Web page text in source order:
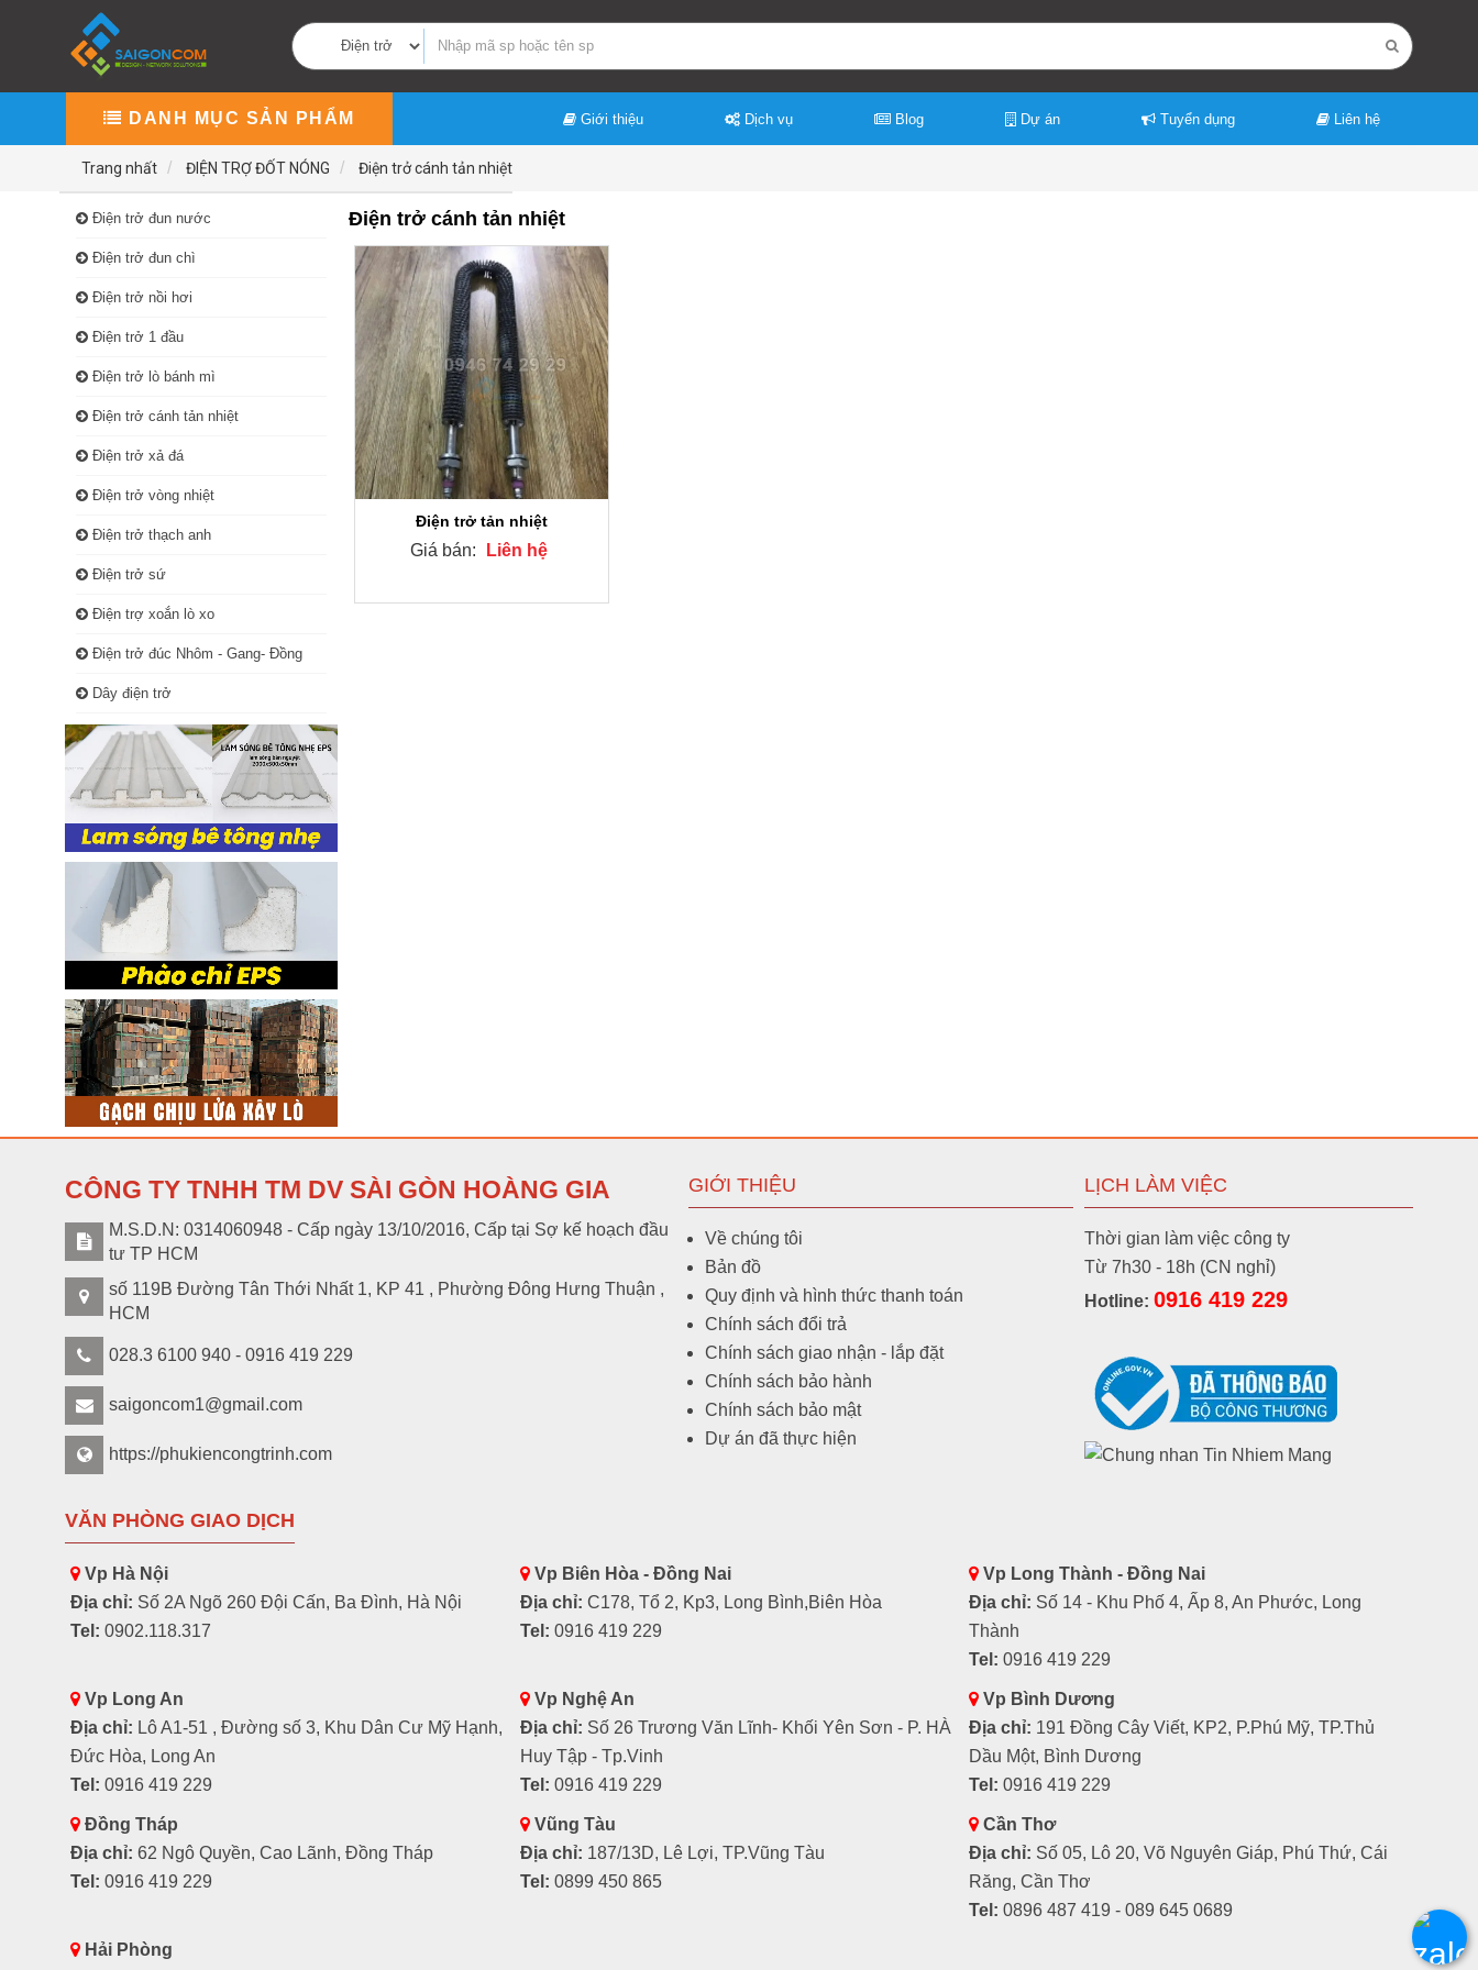
DANH MỤC SẢN PHẨM Giới thiệu Dịch vụ Blog Dự án Tuyển dụng Liên hệ
Trang nhất ĐIỆN TRỢ ĐỐT NÓNG Điện trở cánh tản nhiệt
Điện trở cánh tản nhiệt
Điện trở tản nhiệt
Giá bán: Liên hệ
Điện trở đun nước
Điện trở đun chì
Điện trở nồi hơi
Điện trở 1 đầu
Điện trở lò bánh mì
Điện trở cánh tản nhiệt
Điện trở xả đá
Điện trở vòng nhiệt
Điện trở thạch anh
Điện trở sứ
Điện trợ xoắn lò xo
Điện trở đúc Nhôm - Gang- Đồng
Dây điện trở
CÔNG TY TNHH TM DV SÀI GÒN HOÀNG GIA
M.S.D.N: 0314060948 - Cấp ngày 13/10/2016, Cấp tại Sợ kế hoạch đầu
tư TP HCM
số 119B Đường Tân Thới Nhất 1, KP 41 , Phường Đông Hưng Thuận ,
HCM
028.3 6100 940 - 0916 419 229
saigoncom1@gmail.com
https://phukiencongtrinh.com
GIỚI THIỆU
Về chúng tôi
Bản đồ
Quy định và hình thức thanh toán
Chính sách đổi trả
Chính sách giao nhận - lắp đặt
Chính sách bảo hành
Chính sách bảo mật
Dự án đã thực hiện
LỊCH LÀM VIỆC
Thời gian làm việc công ty
Từ 7h30 - 18h (CN nghỉ)
Hotline: 0916 419 229
VĂN PHÒNG GIAO DỊCH
Vp Hà Nội
Địa chỉ: Số 2A Ngõ 260 Đội Cấn, Ba Đình, Hà Nội
Tel: 0902.118.317
Vp Biên Hòa - Đồng Nai
Địa chỉ: C178, Tổ 2, Kp3, Long Bình,Biên Hòa
Tel: 0916 419 229
Vp Long Thành - Đồng Nai
Địa chỉ: Số 14 - Khu Phố 4, Ấp 8, An Phước, Long
Thành
Tel: 0916 419 229
Vp Long An
Địa chỉ: Lô A1-51 , Đường số 3, Khu Dân Cư Mỹ Hạnh,
Đức Hòa, Long An
Tel: 0916 419 229
Vp Nghệ An
Địa chỉ: Số 26 Trương Văn Lĩnh- Khối Yên Sơn - P. HÀ
Huy Tập - Tp.Vinh
Tel: 0916 419 229
Vp Bình Dương
Địa chỉ: 191 Đồng Cây Viết, KP2, P.Phú Mỹ, TP.Thủ
Dầu Một, Bình Dương
Tel: 0916 419 229
Đồng Tháp
Địa chỉ: 62 Ngô Quyền, Cao Lãnh, Đồng Tháp
Tel: 0916 419 229
Vũng Tàu
Địa chỉ: 187/13D, Lê Lợi, TP.Vũng Tàu
Tel: 0899 450 865
Cần Thơ
Địa chỉ: Số 05, Lô 20, Võ Nguyên Giáp, Phú Thứ, Cái
Răng, Cần Thơ
Tel: 0896 487 419 - 089 645 0689
Hải Phòng